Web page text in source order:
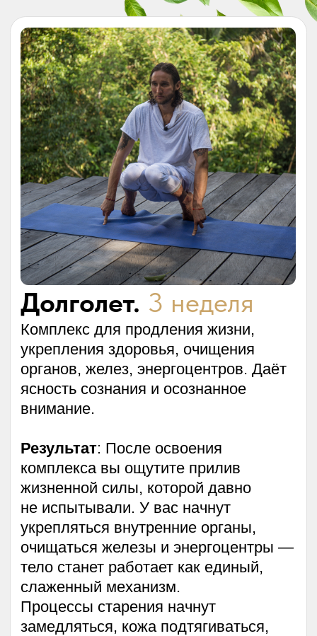
4 урок. Углубленные практики
(брюшное дыхание, омоложение)
5 урок. Дыхание полоза
Эфир с инструктором для
отработки практики дыхания
Занять место на курсе
Дмитрий Лапшинов
Sri Makara Joyti— учительское имя
в традиции 18 Тамильских Сиддхов,
школы Пранашакти.
Основатель системы «Сварга»;
Советник фонда «Природа здоровья»;
Носитель знаний 5 традиций;